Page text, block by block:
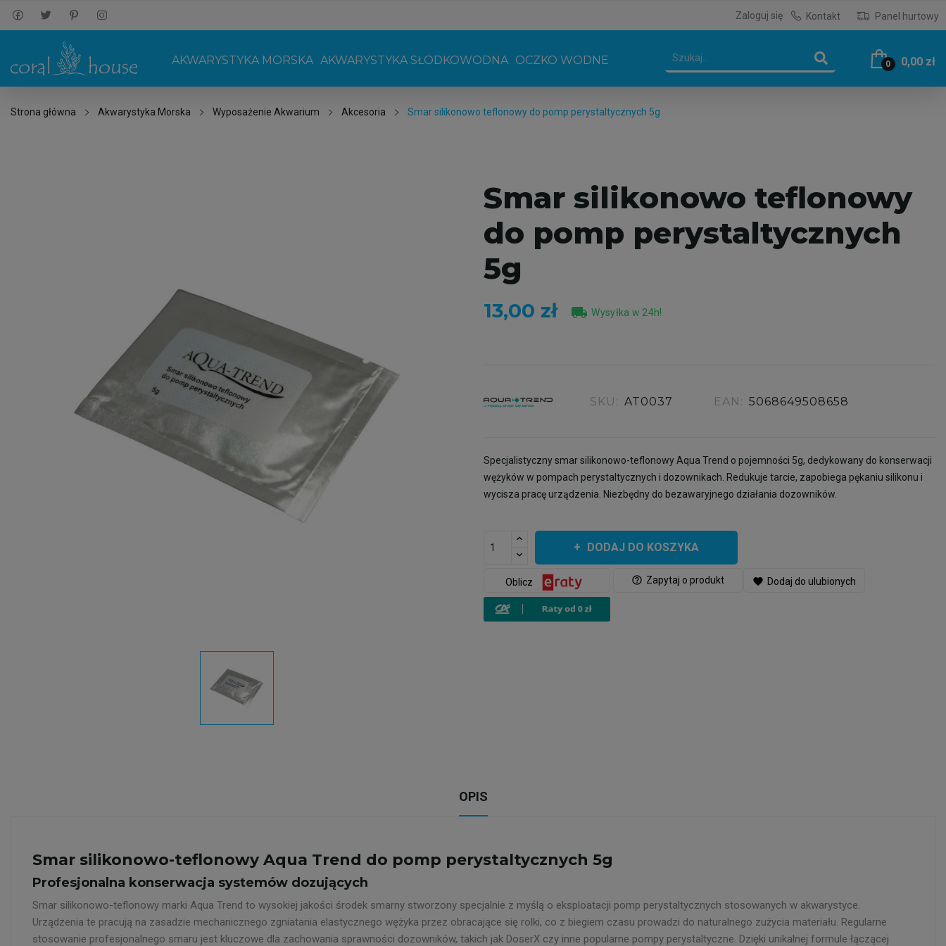
Zaloguj się Kontakt Panel hurtowy
AKWARYSTYKA MORSKA AKWARYSTYKA SŁODKOWODNA OCZKO WODNE 0 0,00 zł
Strona główna Akwarystyka Morska Wyposażenie Akwarium Akcesoria Smar silikonowo teflonowy do pomp perystaltycznych 5g
Smar silikonowo teflonowy
do pomp perystaltycznych
5g
13,00 zł local_shipping Wysyłka w 24h!
SKU: AT0037 EAN: 5068649508658
Specjalistyczny smar silikonowo-teflonowy Aqua Trend o pojemności 5g, dedykowany do konserwacji
wężyków w pompach perystaltycznych i dozownikach. Redukuje tarcie, zapobiega pękaniu silikonu i
wycisza pracę urządzenia. Niezbędny do bezawaryjnego działania dozowników.
DODAJ DO KOSZYKA
help_outline Zapytaj o produkt
Oblicz favorite Dodaj do ulubionych
OPIS
Smar silikonowo-teflonowy Aqua Trend do pomp perystaltycznych 5g
Profesjonalna konserwacja systemów dozujących
Smar silikonowo-teflonowy marki Aqua Trend to wysokiej jakości środek smarny stworzony specjalnie z myślą o eksploatacji pomp perystaltycznych stosowanych w akwarystyce.
Urządzenia te pracują na zasadzie mechanicznego zgniatania elastycznego wężyka przez obracające się rolki, co z biegiem czasu prowadzi do naturalnego zużycia materiału. Regularne
stosowanie profesjonalnego smaru jest kluczowe dla zachowania sprawności dozowników, takich jak DoserX czy inne popularne pompy perystaltyczne. Dzięki unikalnej formule łączącej